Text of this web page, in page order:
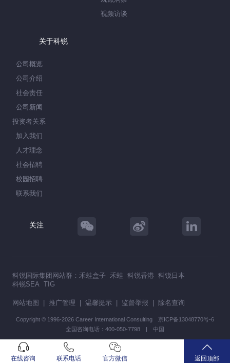
视频访谈
关于科锐
公司概览
公司介绍
社会责任
公司新闻
投资者关系
加入我们
人才理念
社会招聘
校园招聘
联系我们
关注
科锐国际集团网站群： 禾蛙盒子 禾蛙 科锐香港 科锐日本
科锐SEA TIG
网站地图 推广管理 温馨提示 监督举报 除名查询
Copyright © 1996-2026 Career International Consulting 京ICP备13048770号-6
全国咨询电话：400-050-7798 | 中国
在线咨询 联系电话 官方微信 返回顶部